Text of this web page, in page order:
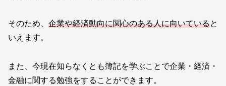
そのため、 企業や経済動向に関心のある人に向いていると
いえます。
また、今現在知らなくとも簿記を学ぶことで企業・経済・
金融に関する勉強をすることができます。